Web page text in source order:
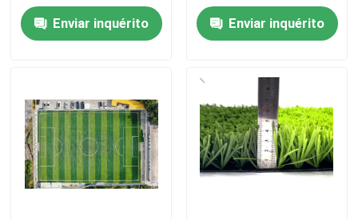
Vídeos
Visita à fábrica
Controle de qualidade
Enviar inquérito Enviar inquérito